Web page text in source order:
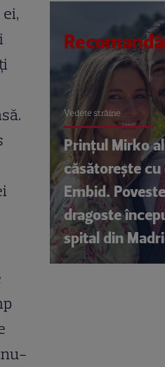
nu-
Vedete străine
Prințul Mirko
căsătorește cu
Embid.
dragoste
spital din